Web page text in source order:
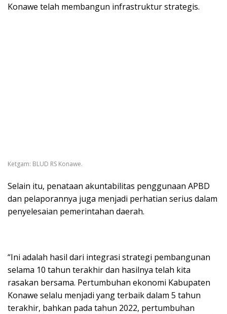
Konawe telah membangun infrastruktur strategis.
Ketgam: BLUD RS Konawe.
Selain itu, penataan akuntabilitas penggunaan APBD
dan pelaporannya juga menjadi perhatian serius dalam
penyelesaian pemerintahan daerah.
“Ini adalah hasil dari integrasi strategi pembangunan
selama 10 tahun terakhir dan hasilnya telah kita
rasakan bersama. Pertumbuhan ekonomi Kabupaten
Konawe selalu menjadi yang terbaik dalam 5 tahun
terakhir, bahkan pada tahun 2022, pertumbuhan